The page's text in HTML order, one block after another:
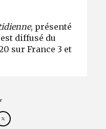
, présenté
diffusé du
sur France 3 et
cet article sur
Partager cet article sur